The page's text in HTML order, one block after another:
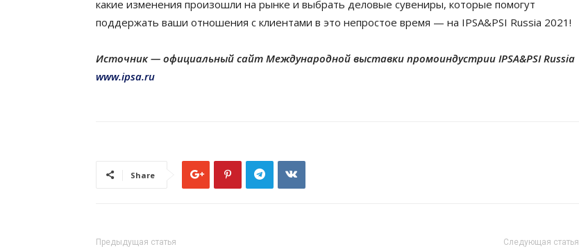
какие изменения произошли на рынке и выбрать деловые сувениры, которые помогут
поддержать ваши отношения с клиентами в это непростое время — на IPSA&PSI Russia 2021!
Источник— официальный сайт Международной выставки промоиндустрии IPSA&PSI Russia
www.ipsa.ru
Share
Предыдущая статья Следующая статья